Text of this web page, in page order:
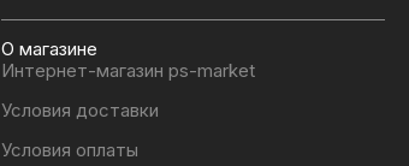
О магазине
Интернет-магазин ps-market
Условия доставки
Условия оплаты